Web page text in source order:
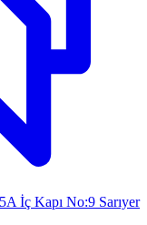
İç Kapı No:9 Sarıyer